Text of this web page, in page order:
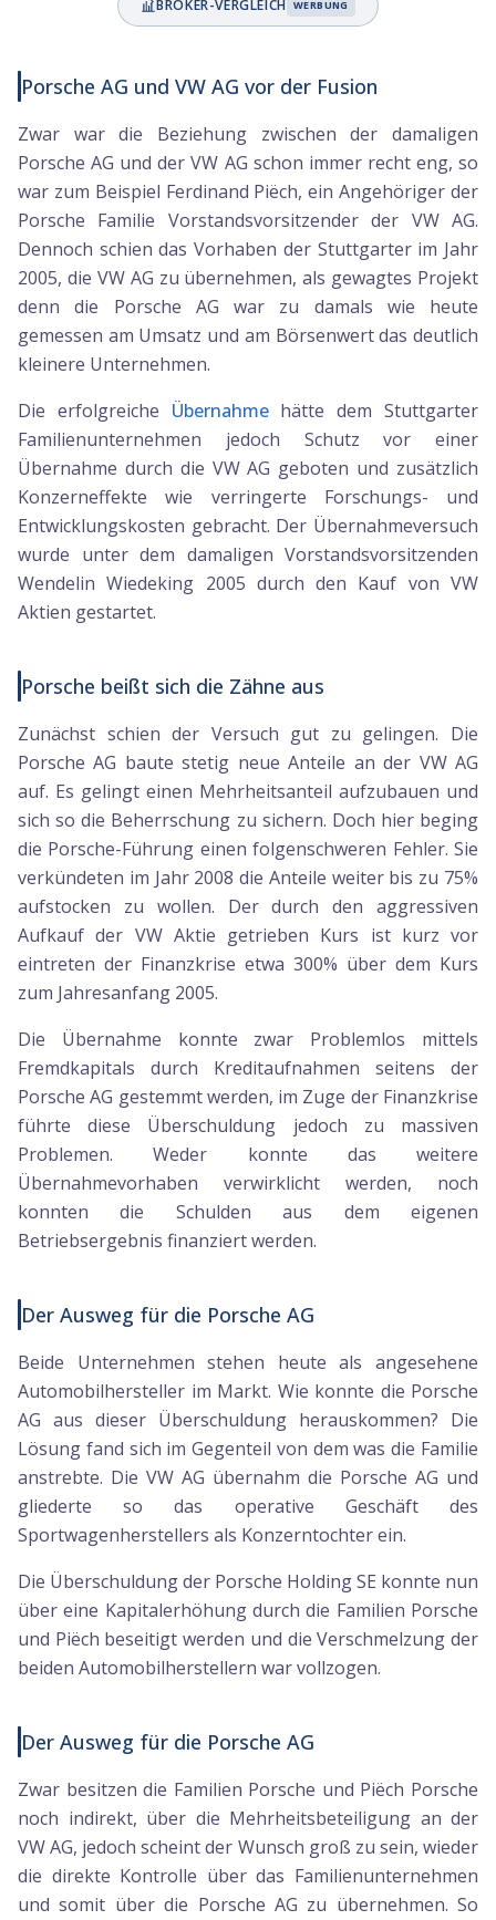
BROKER-VERGLEICH WERBUNG
Porsche AG und VW AG vor der Fusion
Zwar war die Beziehung zwischen der damaligen
Porsche AG und der VW AG schon immer recht eng, so
war zum Beispiel Ferdinand Piëch, ein Angehöriger der
Porsche Familie Vorstandsvorsitzender der VW AG.
Dennoch schien das Vorhaben der Stuttgarter im Jahr
2005, die VW AG zu übernehmen, als gewagtes Projekt
denn die Porsche AG war zu damals wie heute
gemessen am Umsatz und am Börsenwert das deutlich
kleinere Unternehmen.
Die erfolgreiche Übernahmehätte dem Stuttgarter
Familienunternehmen jedoch Schutz vor einer
Übernahme durch die VW AG geboten und zusätzlich
Konzerneffekte wie verringerte Forschungs- und
Entwicklungskosten gebracht. Der Übernahmeversuch
wurde unter dem damaligen Vorstandsvorsitzenden
Wendelin Wiedeking 2005 durch den Kauf von VW
Aktien gestartet.
Porsche beißt sich die Zähne aus
Zunächst schien der Versuch gut zu gelingen. Die
Porsche AG baute stetig neue Anteile an der VW AG
auf. Es gelingt einen Mehrheitsanteil aufzubauen und
sich so die Beherrschung zu sichern. Doch hier beging
die Porsche-Führung einen folgenschweren Fehler. Sie
verkündeten im Jahr 2008 die Anteile weiter bis zu 75%
aufstocken zu wollen. Der durch den aggressiven
Aufkauf der VW Aktie getrieben Kurs ist kurz vor
eintreten der Finanzkrise etwa 300% über dem Kurs
zum Jahresanfang 2005.
Die Übernahme konnte zwar Problemlos mittels
Fremdkapitals durch Kreditaufnahmen seitens der
Porsche AG gestemmt werden, im Zuge der Finanzkrise
führte diese Überschuldung jedoch zu massiven
Problemen. Weder konnte das weitere
Übernahmevorhaben verwirklicht werden, noch
konnten die Schulden aus dem eigenen
Betriebsergebnis finanziert werden.
Der Ausweg für die Porsche AG
Beide Unternehmen stehen heute als angesehene
Automobilhersteller im Markt. Wie konnte die Porsche
AG aus dieser Überschuldung herauskommen? Die
Lösung fand sich im Gegenteil von dem was die Familie
anstrebte. Die VW AG übernahm die Porsche AG und
gliederte so das operative Geschäft des
Sportwagenherstellers als Konzerntochter ein.
Die Überschuldung der Porsche Holding SE konnte nun
über eine Kapitalerhöhung durch die Familien Porsche
und Piëch beseitigt werden und die Verschmelzung der
beiden Automobilherstellern war vollzogen.
Der Ausweg für die Porsche AG
Zwar besitzen die Familien Porsche und Piëch Porsche
noch indirekt, über die Mehrheitsbeteiligung an der
VW AG, jedoch scheint der Wunsch groß zu sein, wieder
die direkte Kontrolle über das Familienunternehmen
und somit über die Porsche AG zu übernehmen. So